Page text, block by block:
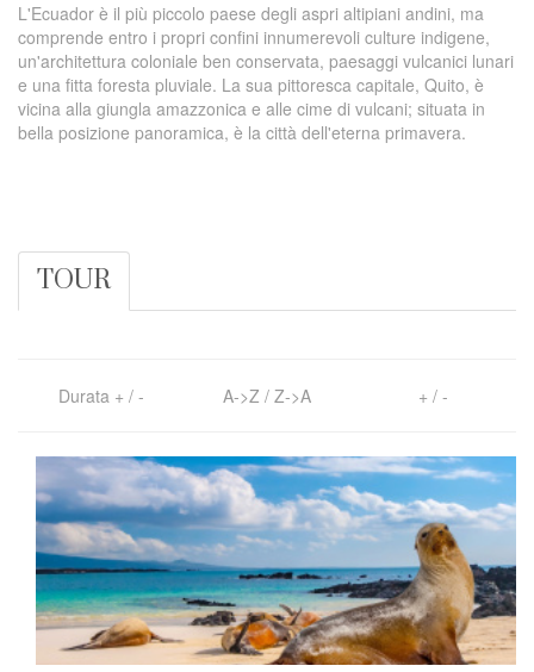
L'Ecuador è il più piccolo paese degli aspri altipiani andini, ma
comprende entro i propri confini innumerevoli culture indigene,
un'architettura coloniale ben conservata, paesaggi vulcanici lunari
e una fitta foresta pluviale. La sua pittoresca capitale, Quito, è
vicina alla giungla amazzonica e alle cime di vulcani; situata in
bella posizione panoramica, è la città dell'eterna primavera.
TOUR
Durata + / - A->Z / Z->A + / -